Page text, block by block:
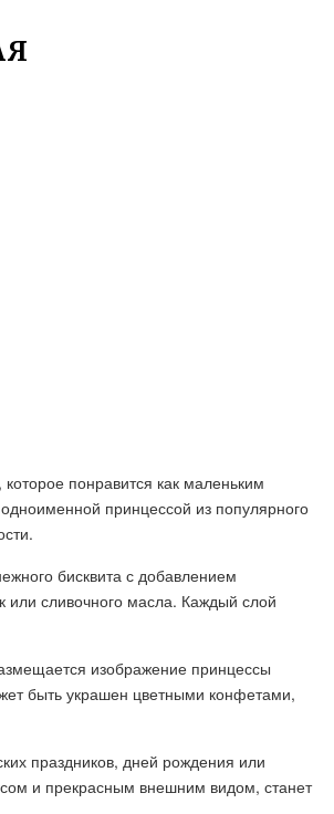
понравится как маленьким
принцессой из популярного
бисквита с добавлением
или сливочного масла. Каждый слой
изображение принцессы
быть украшен цветными конфетами,
праздников, дней рождения или
и прекрасным внешним видом, станет